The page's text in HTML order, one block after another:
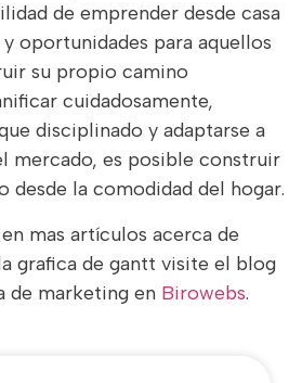
de emprender desde casa
oportunidades para aquellos
su propio camino
cuidadosamente,
disciplinado y adaptarse a
mercado, es posible construir
desde la comodidad del hogar.
mas artículos acerca de
grafica de gantt visite el blog
de marketing en Birowebs.